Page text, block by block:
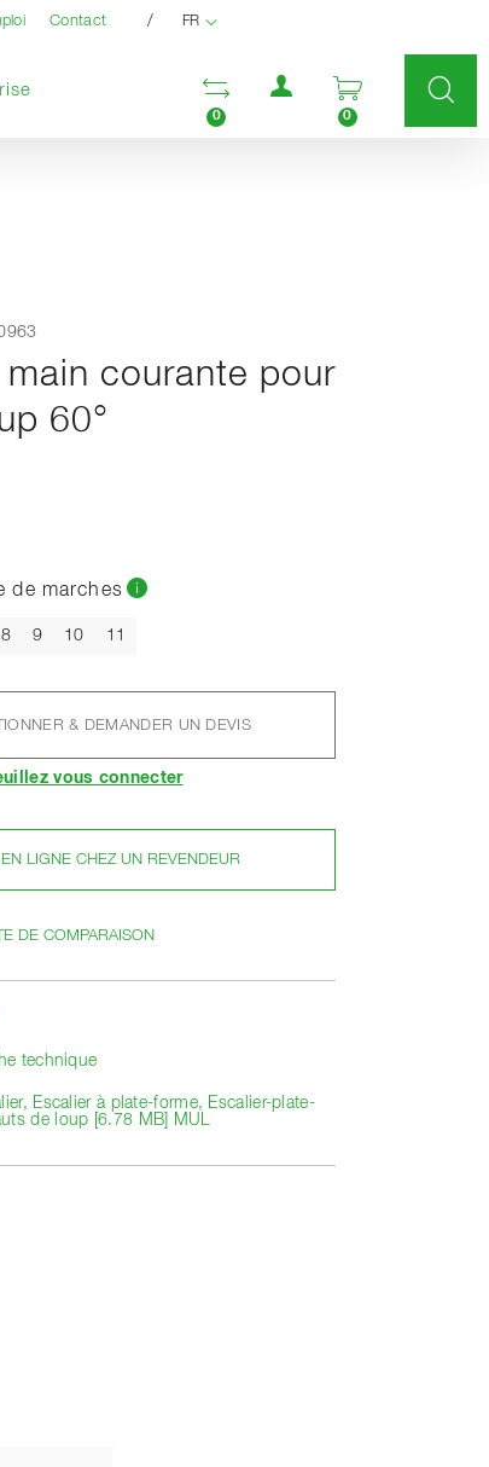
Contact / FR
Ouvrir la liste
0
Menu utilisateur
Ouvrir le
0
main courante pour
60°
de marches
8 9 10 11
& DEMANDER UN DEVIS
vous connecter
LIGNE CHEZ UN REVENDEUR
DE COMPARAISON
technique
Escalier à plate-forme, Escalier-plate-
de loup [6.78 MB] MUL